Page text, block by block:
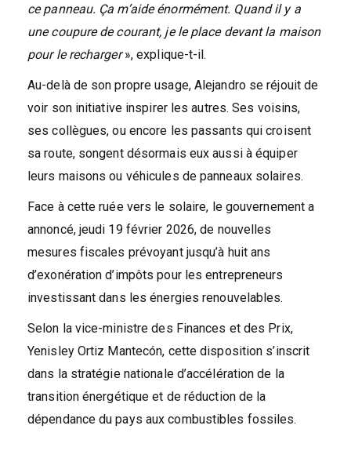
ce panneau. Ça m’aide énormément. Quand il y a
une coupure de courant, je le place devant la maison
pour le recharger», explique-t-il.
Au-delà de son propre usage, Alejandro se réjouit de
voir son initiative inspirer les autres. Ses voisins,
ses collègues, ou encore les passants qui croisent
sa route, songent désormais eux aussi à équiper
leurs maisons ou véhicules de panneaux solaires.
Face à cette ruée vers le solaire, le gouvernement a
annoncé, jeudi 19 février 2026, de nouvelles
mesures fiscales prévoyant jusqu’à huit ans
d’exonération d’impôts pour les entrepreneurs
investissant dans les énergies renouvelables.
Selon la vice-ministre des Finances et des Prix,
Yenisley Ortiz Mantecón, cette disposition s’inscrit
dans la stratégie nationale d’accélération de la
transition énergétique et de réduction de la
dépendance du pays aux combustibles fossiles.